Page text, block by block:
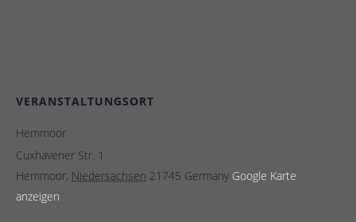
VERANSTALTUNGSORT
Hemmoor
Cuxhavener Str. 1
Hemmoor, Niedersachsen 21745 Germany Google Karte
anzeigen